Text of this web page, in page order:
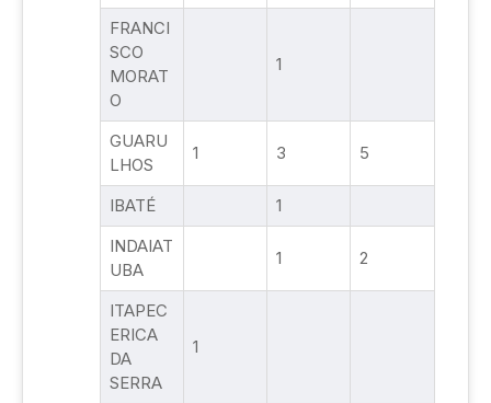
FRANCI
SCO
MORAT
O
1
GUARU
LHOS
1 3 5
IBATÉ
1
INDAIAT
UBA
1 2
ITAPEC
ERICA
DA
SERRA
1